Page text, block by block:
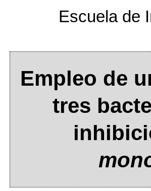
Escuela de
Empleo de
tres